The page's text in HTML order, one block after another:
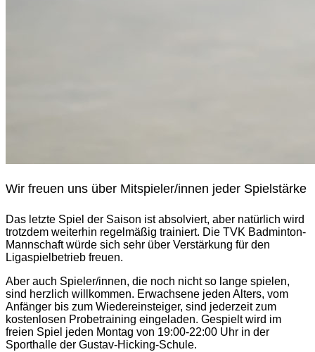
Wir freuen uns über Mitspieler/innen jeder Spielstärke
Das letzte Spiel der Saison ist absolviert, aber natürlich wird
trotzdem weiterhin regelmäßig trainiert. Die TVK Badminton-
Mannschaft würde sich sehr über Verstärkung für den
Ligaspielbetrieb freuen.
Aber auch Spieler/innen, die noch nicht so lange spielen,
sind herzlich willkommen. Erwachsene jeden Alters, vom
Anfänger bis zum Wiedereinsteiger, sind jederzeit zum
kostenlosen Probetraining eingeladen. Gespielt wird im
freien Spiel jeden Montag von 19:00-22:00 Uhr in der
Sporthalle der Gustav-Hicking-Schule.